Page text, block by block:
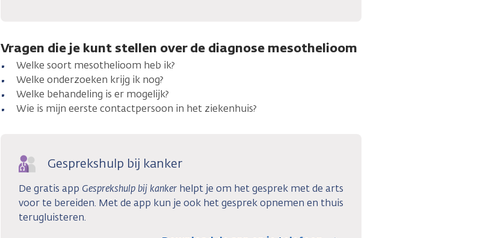
Vragen die je kunt stellen over de diagnose mesothelioom
Welke soort mesothelioom heb ik?
Welke onderzoeken krijg ik nog?
Welke behandeling is er mogelijk?
Wie is mijn eerste contactpersoon in het ziekenhuis?
Gesprekshulp bij kanker
De gratis app Gesprekshulp bij kanker helpt je om het gesprek met de arts
voor te bereiden. Met de app kun je ook het gesprek opnemen en thuis
terugluisteren.